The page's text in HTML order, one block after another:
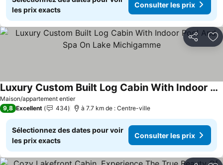
les prix exacts
Consulter les prix
Partager
Maison/appartement entier
Luxury Custom Built Log Cabin With Indoor Pool And Spa On Lake Michigamme
Consulter les prix
9,8 Excellent 434 à 7.7 km de : Centre-ville
Sélectionnez des dates pour voir
les prix exacts
Consulter les prix